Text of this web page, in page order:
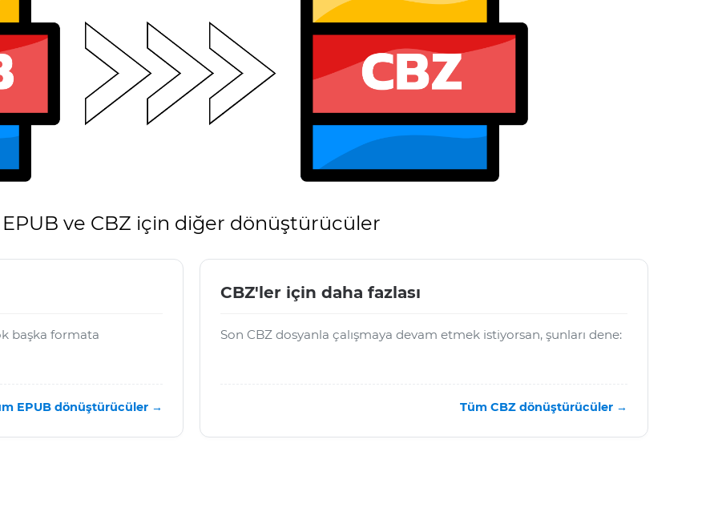
EPUB ve CBZ için diğer dönüştürücüler
başka formata
EPUB dönüştürücüler →
CBZ'ler için daha fazlası
Son CBZ dosyanla çalışmaya devam etmek istiyorsan, şunları dene:
Tüm CBZ dönüştürücüler →